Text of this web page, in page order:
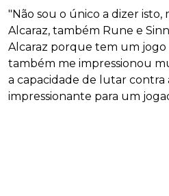
"Não sou o único a dizer
Alcaraz, também Rune e
Alcaraz porque tem um
também me impressionou
a capacidade de lutar contra
impressionante para um